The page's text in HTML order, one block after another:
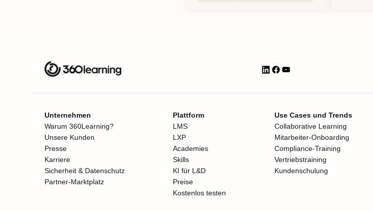
Unternehmen
Warum 360Learning?
Unsere Kunden
Presse
Karriere
Sicherheit & Datenschutz
Partner-Marktplatz
Plattform
LMS
LXP
Academies
Skills
KI für L&D
Preise
Kostenlos testen
Use Cases und Trends
Collaborative Learning
Mitarbeiter-Onboarding
Compliance-Training
Vertriebstraining
Kundenschulung